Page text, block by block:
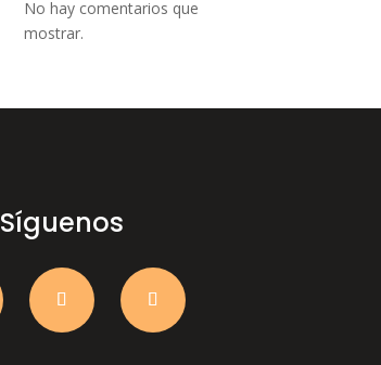
No hay comentarios que
mostrar.
Síguenos